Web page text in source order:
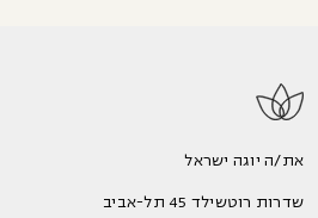
את/ה יוגה ישראל
שדרות רוטשילד 45 תל-אביב